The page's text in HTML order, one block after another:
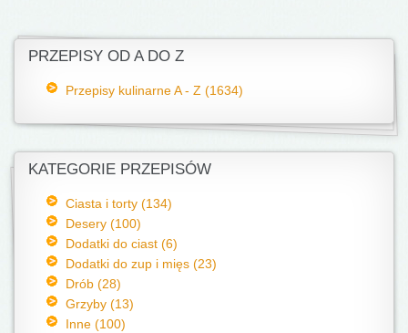
PRZEPISY OD A DO Z
Przepisy kulinarne A - Z (1634)
KATEGORIE PRZEPISÓW
Ciasta i torty (134)
Desery (100)
Dodatki do ciast (6)
Dodatki do zup i mięs (23)
Drób (28)
Grzyby (13)
Inne (100)